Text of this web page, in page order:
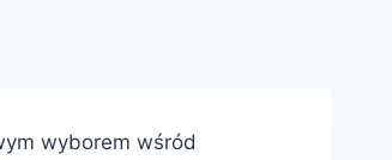
wyborem wśród